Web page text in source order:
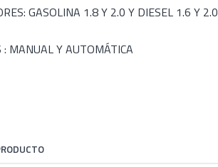
GASOLINA 1.8 Y 2.0 Y DIESEL 1.6 Y 2.0
MANUAL Y AUTOMÁTICA